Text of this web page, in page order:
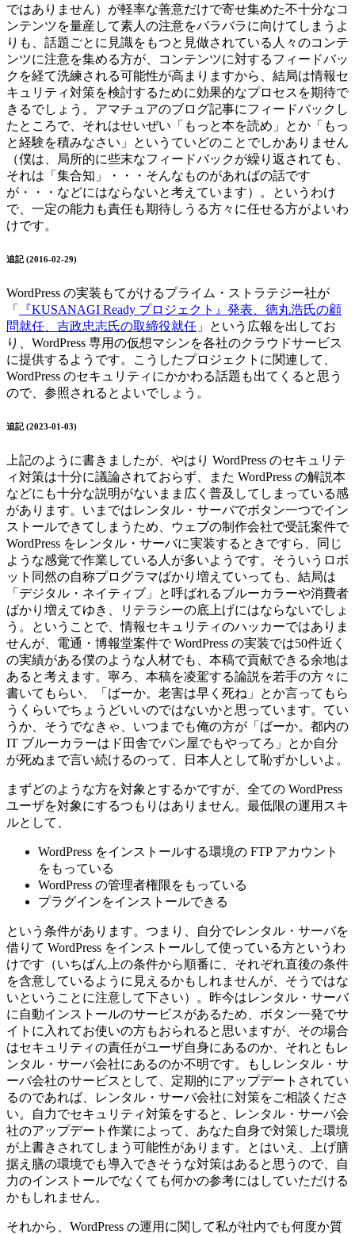
ではありません）が軽率な善意だけで寄せ集めた不十分なコ
ンテンツを量産して素人の注意をバラバラに向けてしまうよ
りも、話題ごとに見識をもつと見做されている人々のコンテ
ンツに注意を集める方が、コンテンツに対するフィードバッ
クを経て洗練される可能性が高まりますから、結局は情報セ
キュリティ対策を検討するために効果的なプロセスを期待で
きるでしょう。アマチュアのブログ記事にフィードバックし
たところで、それはせいぜい「もっと本を読め」とか「もっ
と経験を積みなさい」というていどのことでしかありません
（僕は、局所的に些末なフィードバックが繰り返されても、
それは「集合知」・・・そんなものがあればの話です
が・・・などにはならないと考えています）。というわけ
で、一定の能力も責任も期待しうる方々に任せる方がよいわ
けです。
追記 (2016-02-29)
WordPress の実装もてがけるプライム・ストラテジー社が
「
『KUSANAGI Ready プロジェクト』発表、徳丸浩氏の顧
問就任、吉政忠志氏の取締役就任 」という広報を出してお
り、WordPress 専用の仮想マシンを各社のクラウドサービス
に提供するようです。こうしたプロジェクトに関連して、
WordPress のセキュリティにかかわる話題も出てくると思う
ので、参照されるとよいでしょう。
追記 (2023-01-03)
上記のように書きましたが、やはり WordPress のセキュリテ
ィ対策は十分に議論されておらず、また WordPress の解説本
などにも十分な説明がないまま広く普及してしまっている感
があります。いまではレンタル・サーバでボタン一つでイン
ストールできてしまうため、ウェブの制作会社で受託案件で
WordPress をレンタル・サーバに実装するときですら、同じ
ような感覚で作業している人が多いようです。そういうロボ
ット同然の自称プログラマばかり増えていっても、結局は
「デジタル・ネイティブ」と呼ばれるブルーカラーや消費者
ばかり増えてゆき、リテラシーの底上げにはならないでしょ
う。ということで、情報セキュリティのハッカーではありま
せんが、電通・博報堂案件で WordPress の実装では50件近く
の実績がある僕のような人材でも、本稿で貢献できる余地は
あると考えます。寧ろ、本稿を凌駕する論説を若手の方々に
書いてもらい、「ばーか。老害は早く死ね」とか言ってもら
うくらいでちょうどいいのではないかと思っています。てい
うか、そうでなきゃ、いつまでも俺の方が「ばーか。都内の
IT ブルーカラーはド田舎でパン屋でもやってろ」とか自分
が死ぬまで言い続けるのって、日本人として恥ずかしいよ。
まずどのような方を対象とするかですが、全ての WordPress
ユーザを対象にするつもりはありません。最低限の運用スキ
ルとして、
WordPress をインストールする環境の FTP アカウント
をもっている
WordPress の管理者権限をもっている
プラグインをインストールできる
という条件があります。つまり、自分でレンタル・サーバを
借りて WordPress をインストールして使っている方というわ
けです（いちばん上の条件から順番に、それぞれ直後の条件
を含意しているように見えるかもしれませんが、そうではな
いということに注意して下さい）。昨今はレンタル・サーバ
に自動インストールのサービスがあるため、ボタン一発でサ
イトに入れてお使いの方もおられると思いますが、その場合
はセキュリティの責任がユーザ自身にあるのか、それともレ
ンタル・サーバ会社にあるのか不明です。もしレンタル・サ
ーバ会社のサービスとして、定期的にアップデートされてい
るのであれば、レンタル・サーバ会社に対策をご相談くださ
い。自力でセキュリティ対策をすると、レンタル・サーバ会
社のアップデート作業によって、あなた自身で対策した環境
が上書きされてしまう可能性があります。とはいえ、上げ膳
据え膳の環境でも導入できそうな対策はあると思うので、自
力のインストールでなくても何かの参考にはしていただける
かもしれません。
それから、WordPress の運用に関して私が社内でも何度か質